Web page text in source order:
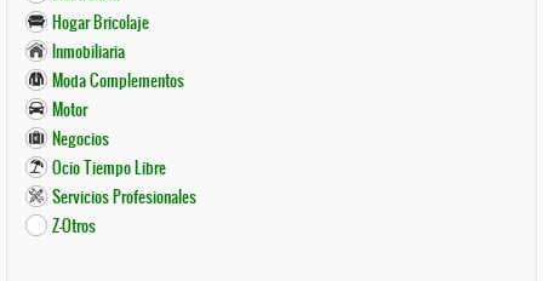
Hogar Bricolaje
Inmobiliaria
Moda Complementos
Motor
Negocios
Ocio Tiempo Libre
Servicios Profesionales
Z-Otros